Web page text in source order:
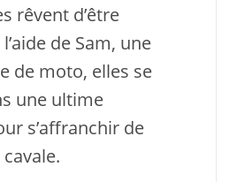
rêvent d’être
de Sam, une
de moto, elles se
une ultime
s’affranchir de